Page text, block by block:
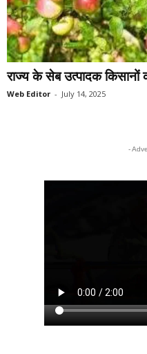
राज्य के सेब उत्पादक
Web Editor - July 14, 2025
-